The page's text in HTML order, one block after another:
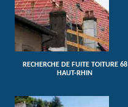
RECHERCHE DE FUITE TOITURE 68
HAUT-RHIN